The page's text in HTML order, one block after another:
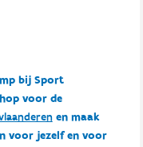
bij Sport
voor de
en maak
voor jezelf en voor